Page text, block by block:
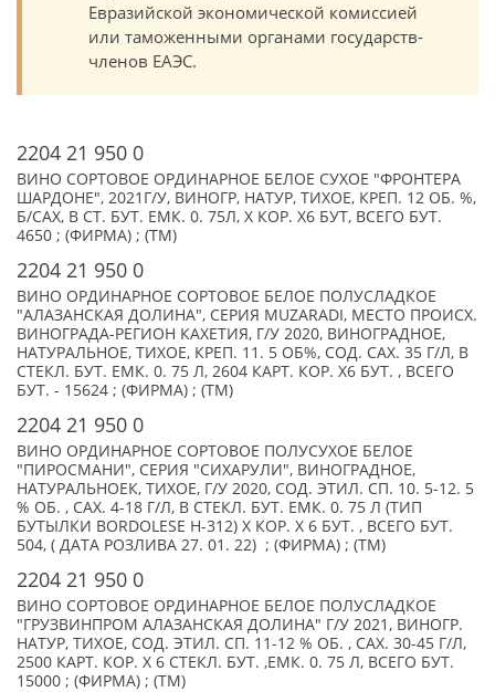
Евразийской экономической комиссией
или таможенными органами государств-
членов ЕАЭС.
2204 21 950 0
ВИНО СОРТОВОЕ ОРДИНАРНОЕ БЕЛОЕ СУХОЕ "ФРОНТЕРА
ШАРДОНЕ", 2021Г/У, ВИНОГР, НАТУР, ТИХОЕ, КРЕП. 12 ОБ. %,
Б/САХ, В СТ. БУТ. ЕМК. 0. 75Л, X КОР. Х6 БУТ, ВСЕГО БУТ.
4650 ; (ФИРМА) ; (TM)
2204 21 950 0
ВИНО ОРДИНАРНОЕ СОРТОВОЕ БЕЛОЕ ПОЛУСЛАДКОЕ
"АЛАЗАНСКАЯ ДОЛИНА", СЕРИЯ MUZARADI, МЕСТО ПРОИСХ.
ВИНОГРАДА-РЕГИОН КАХЕТИЯ, Г/У 2020, ВИНОГРАДНОЕ,
НАТУРАЛЬНОЕ, ТИХОЕ, КРЕП. 11. 5 ОБ%, СОД. САХ. 35 Г/Л, В
СТЕКЛ. БУТ. ЕМК. 0. 75 Л, 2604 КАРТ. КОР. Х6 БУТ. , ВСЕГО
БУТ. - 15624 ; (ФИРМА) ; (TM)
2204 21 950 0
ВИНО ОРДИНАРНОЕ СОРТОВОЕ ПОЛУСУХОЕ БЕЛОЕ
"ПИРОСМАНИ", СЕРИЯ "СИХАРУЛИ", ВИНОГРАДНОЕ,
НАТУРАЛЬНОЕК, ТИХОЕ, Г/У 2020, СОД. ЭТИЛ. СП. 10. 5-12. 5
% ОБ. , САХ. 4-18 Г/Л, В СТЕКЛ. БУТ. ЕМК. 0. 75 Л (ТИП
БУТЫЛКИ BORDOLESE H-312) X КОР. Х 6 БУТ. , ВСЕГО БУТ.
504, ( ДАТА РОЗЛИВА 27. 01. 22) ; (ФИРМА) ; (TM)
2204 21 950 0
ВИНО СОРТОВОЕ ОРДИНАРНОЕ БЕЛОЕ ПОЛУСЛАДКОЕ
"ГРУЗВИНПРОМ АЛАЗАНСКАЯ ДОЛИНА" Г/У 2021, ВИНОГР.
НАТУР, ТИХОЕ, СОД. ЭТИЛ. СП. 11-12 % ОБ. , САХ. 30-45 Г/Л,
2500 КАРТ. КОР. Х 6 СТЕКЛ. БУТ. ,ЕМК. 0. 75 Л, ВСЕГО БУТ.
15000 ; (ФИРМА) ; (TM)